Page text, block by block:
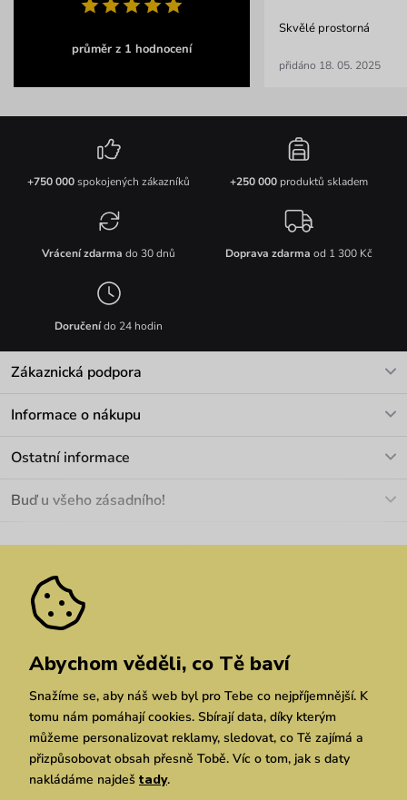
průměr z 1 hodnocení
Skvělé prostorná
přidáno 18. 05. 2025
+750 000spokojených zákazníků +250 000produktů skladem
Vrácení zdarma do 30 dnů Doprava zdarma od 1 300 Kč
Doručenído 24 hodin
Zákaznická podpora
Informace o nákupu
Materiály a údržba
Pozáruční opravy
Ostatní informace
Velkoobchod
We Care
Dárkové poukazy
Vuchlook
Prodejny
Praha Brno Chrudim
Buď u všeho zásadního!
Zásady ochrany osobních údajů
Abychom věděli, co Tě baví
Snažíme se, aby náš web byl pro Tebe co nejpříjemnější. K
tomu nám pomáhají cookies. Sbírají data, díky kterým
můžeme personalizovat reklamy, sledovat, co Tě zajímá a
přizpůsobovat obsah přesně Tobě. Víc o tom, jak s daty
nakládáme najdeš tady.